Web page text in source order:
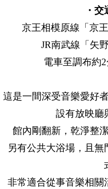
・交
京王相模原線「京
JR南武線「矢
電車至調布約2
這是一間深受音樂愛好
設有放映廳
館內剛翻新，乾淨整
另有公共大浴場，且
非常適合從事音樂相關